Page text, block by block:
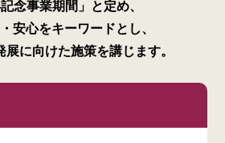
記念事業期間」と定め、
安心をキーワードとし、
に向けた施策を講じます。